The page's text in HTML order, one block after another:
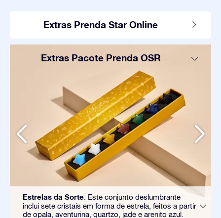
Extras Prenda Star Online
Extras Pacote Prenda OSR
Estrelas da Sorte: Este conjunto deslumbrante
inclui sete cristais em forma de estrela, feitos a partir
de opala, aventurina, quartzo, jade e arenito azul.